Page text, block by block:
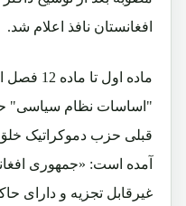
افغانستان نافذ اعلام شد.
ماده
"اساسات نظام سیاسی"
قبلی حزب دموکراتیک خلق
آمده است: «جمهوری
غیرقابل تجزیه و دارای